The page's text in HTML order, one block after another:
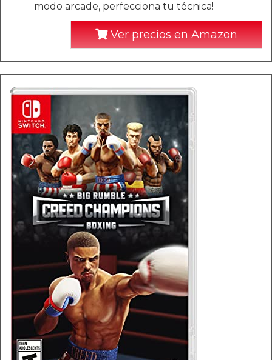
modo arcade, perfecciona tu técnica!
Ver precios en Amazon